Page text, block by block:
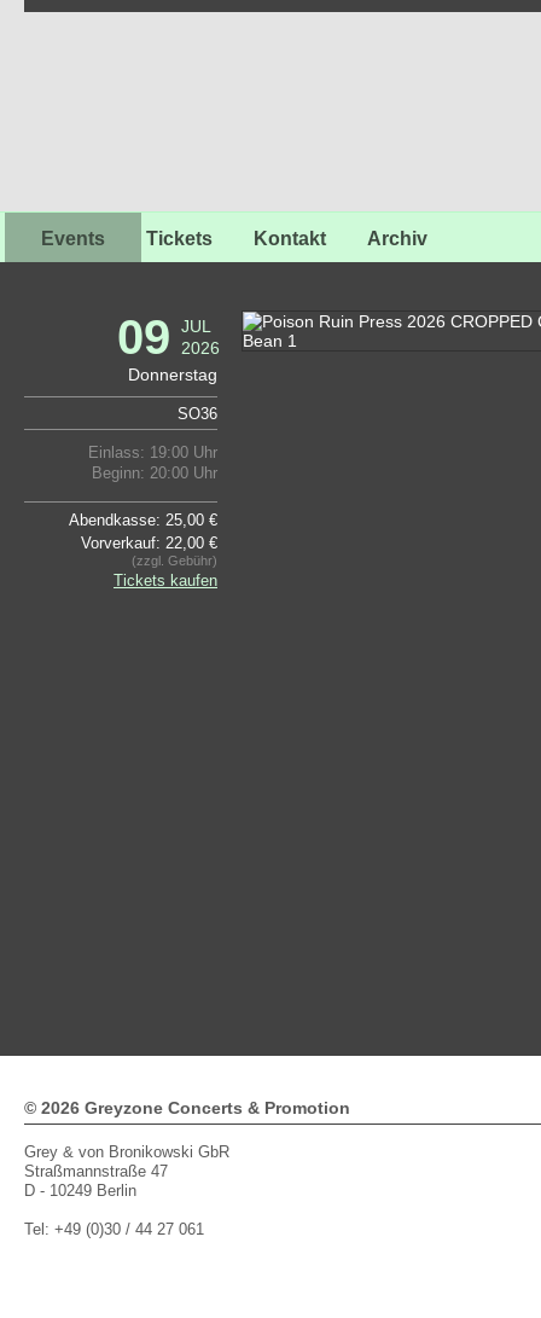
Events Tickets Kontakt Archiv
09
JUL
2026
Donnerstag
SO36
Einlass: 19:00 Uhr
Beginn: 20:00 Uhr
Abendkasse: 25,00 €
Vorverkauf: 22,00 €
(zzgl. Gebühr)
Tickets kaufen
© 2026 Greyzone Concerts & Promotion
Grey & von Bronikowski GbR
Straßmannstraße 47
D - 10249 Berlin
Tel: +49 (0)30 / 44 27 061